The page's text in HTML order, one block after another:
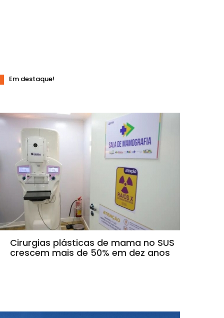
Em destaque!
Cirurgias plásticas de mama no SUS
crescem mais de 50% em dez anos